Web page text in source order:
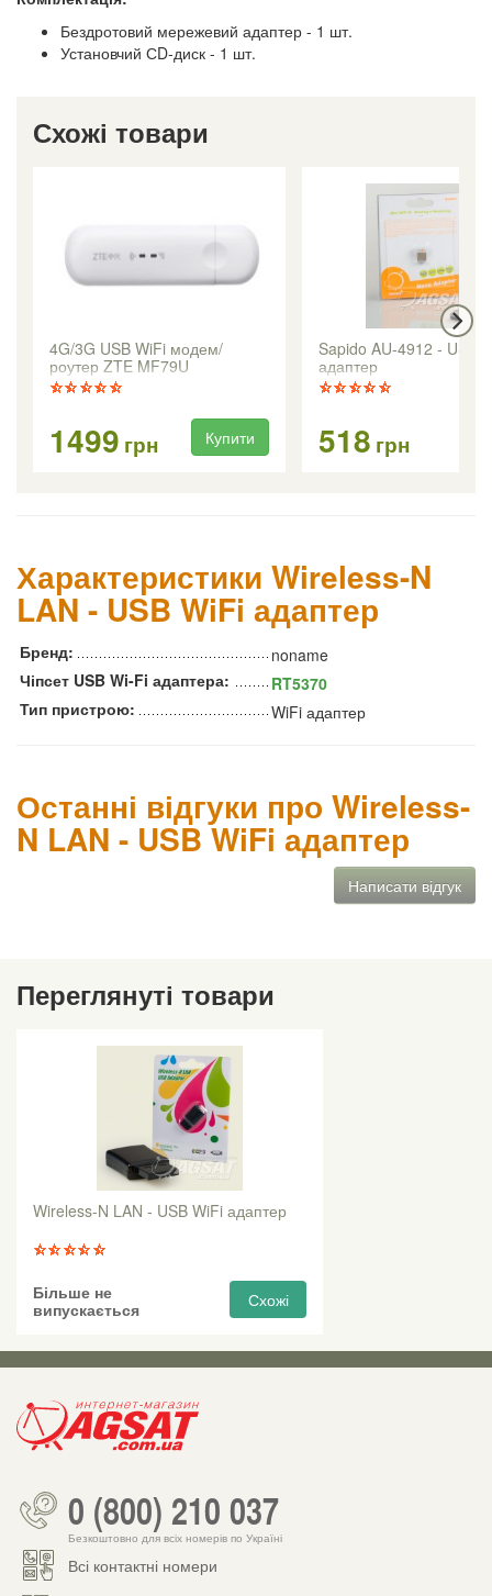
Бездротовий мережевий адаптер - 1 шт.
Установчий СD-диск - 1 шт.
Схожі товари
4G/3G USB WiFi модем/
роутер ZTE MF79U
1499 грн Купити
Sapido AU-4912 - USB
адаптер
518 грн
Характеристики Wireless-N
LAN - USB WiFi адаптер
Бренд:
noname
Чіпсет USB Wi-Fi адаптера:
RT5370
Тип пристрою:
WiFi адаптер
Останні відгуки про Wireless-
N LAN - USB WiFi адаптер
Написати відгук
Переглянуті товари
Wireless-N LAN - USB WiFi адаптер
Більше не
випускається
Схожі
0 (800) 210 037
Безкоштовно для всіх номерів по Україні
Всі контактні номери